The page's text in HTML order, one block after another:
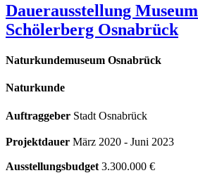
Dauerausstellung
Schölerberg Osnabrück
Naturkundemuseum Osnabrück
Naturkunde
Auftraggeber Stadt Osnabrück
Projektdauer März 2020 - Juni 2023
Ausstellungsbudget 3.300.000 €